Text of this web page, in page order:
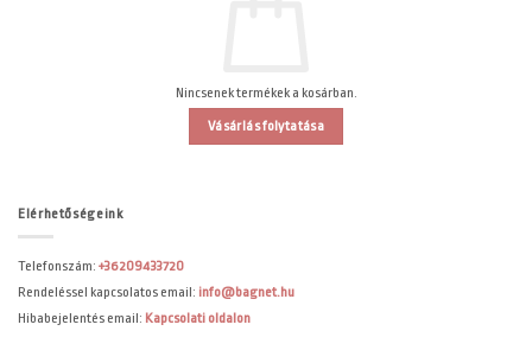
Nincsenek termékek a kosárban.
Vásárlás folytatása
Elérhetőségeink
Telefonszám: +36209433720
Rendeléssel kapcsolatos email: info@bagnet.hu
Hibabejelentés email: Kapcsolati oldalon